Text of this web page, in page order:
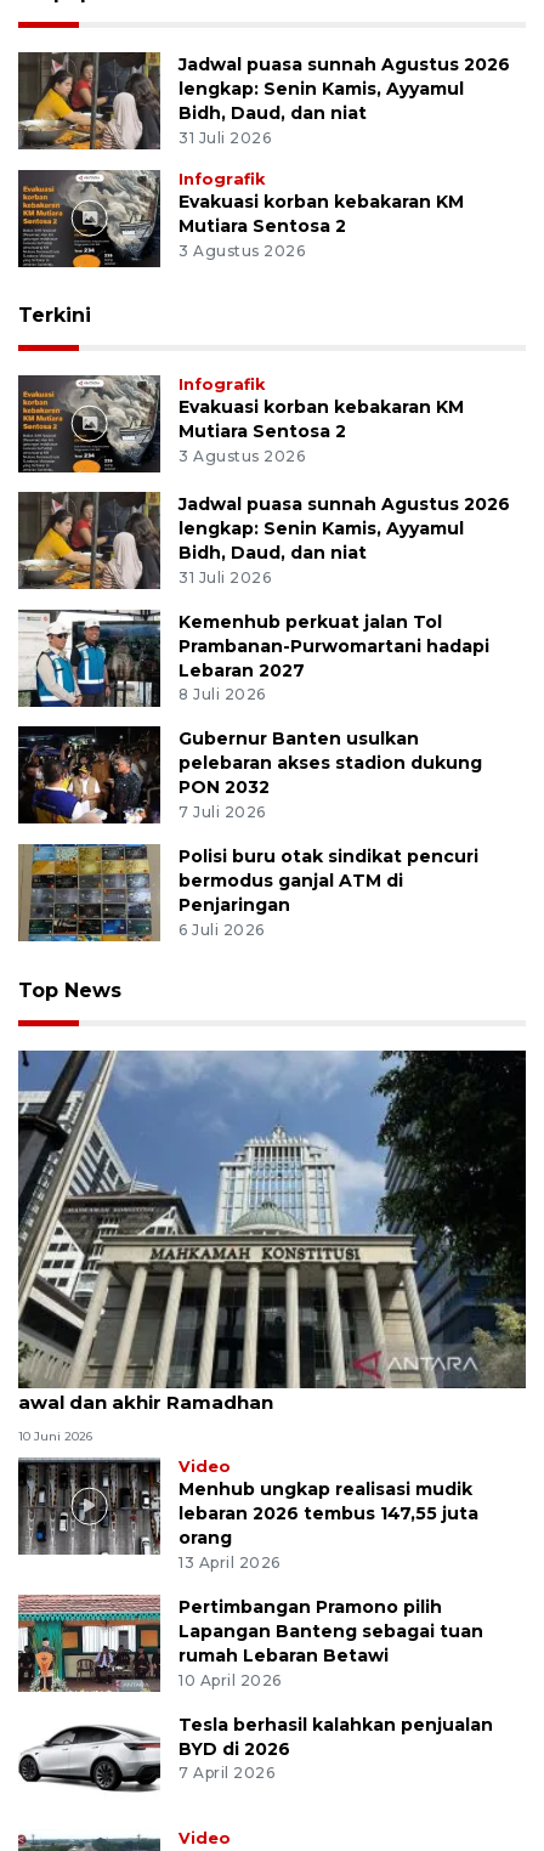
Jadwal puasa sunnah Agustus 2026
lengkap: Senin Kamis, Ayyamul
Bidh, Daud, dan niat
31 Juli 2026
Infografik
Evakuasi korban kebakaran KM
Mutiara Sentosa 2
3 Agustus 2026
Terkini
Infografik
Evakuasi korban kebakaran KM
Mutiara Sentosa 2
3 Agustus 2026
Jadwal puasa sunnah Agustus 2026
lengkap: Senin Kamis, Ayyamul
Bidh, Daud, dan niat
31 Juli 2026
Kemenhub perkuat jalan Tol
Prambanan-Purwomartani hadapi
Lebaran 2027
8 Juli 2026
Gubernur Banten usulkan
pelebaran akses stadion dukung
PON 2032
7 Juli 2026
Polisi buru otak sindikat pencuri
bermodus ganjal ATM di
Penjaringan
6 Juli 2026
Top News
MK uji materi UU Peradilan Agama perihal isbat
awal dan akhir Ramadhan
10 Juni 2026
Video
Menhub ungkap realisasi mudik
lebaran 2026 tembus 147,55 juta
orang
13 April 2026
Pertimbangan Pramono pilih
Lapangan Banteng sebagai tuan
rumah Lebaran Betawi
10 April 2026
Tesla berhasil kalahkan penjualan
BYD di 2026
7 April 2026
Video